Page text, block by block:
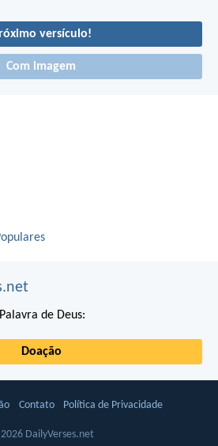
versículo!
Com imagem
de Deus:
Doação
Contato Política de Privacidade
DailyVerses.net